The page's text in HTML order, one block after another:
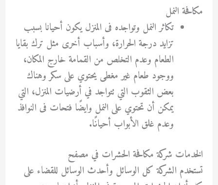
مكافحة النمل
تكاثر النمل وتواجده فى المنزل يكون أحيانا بسبب
تزايد درجة الحرارة، وأسباب أخرى مثل ترك بقايا
الطعام وعدم التخلص من القمامة خارج المكان،
ووجود طعام غير مغطى يحتوي على سكر وهناك
بعض الثقوب التي تتواجد في أرضيات المنزل، التي
يمكن أن تحتوي على النمل وايضًا فتحات فى النوافذ
وعدم غلق الأبواب أحيانًا.
الخدمات شركة مكافحة الحشرات في مصفح
تستخدم الشركة كل الوسائل وأحدث الوسائل للقضاء على